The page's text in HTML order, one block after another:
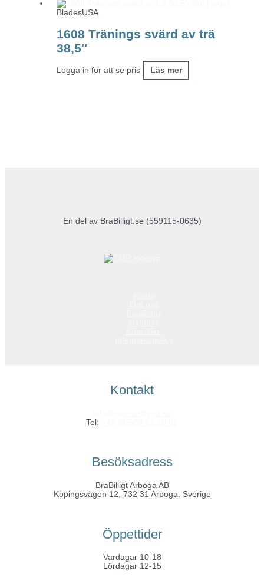
BladesUSA
1608 Tränings svärd av trä
38,5″
Logga in för att se pris Läs mer
En del av BraBilligt.se (559115-0635)
Kontakt
Tel:
Besöksadress
BraBilligt Arboga AB
Köpingsvägen 12, 732 31 Arboga, Sverige
Öppettider
Vardagar 10-18
Lördagar 12-15